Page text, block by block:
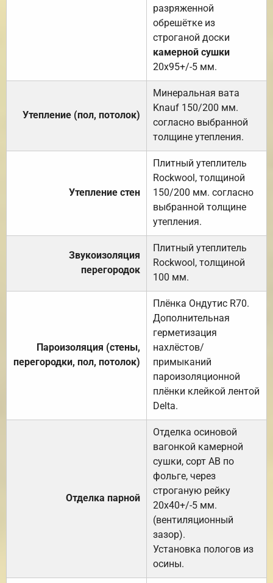
разряженной
обрешётке из
строганой доски
камерной сушки
20х95+/-5 мм.
Утепление (пол, потолок)
Минеральная вата
Knauf 150/200 мм.
согласно выбранной
толщине утепления.
Утепление стен
Плитный утеплитель
Rockwool, толщиной
150/200 мм. согласно
выбранной толщине
утепления.
Звукоизоляция
перегородок
Плитный утеплитель
Rockwool, толщиной
100 мм.
Пароизоляция (стены,
перегородки, пол, потолок)
Плёнка Ондутис R70.
Дополнительная
герметизация
нахлёстов/
примыканий
пароизоляционной
плёнки клейкой лентой
Delta.
Отделка парной
Отделка осиновой
вагонкой камерной
сушки, сорт АВ по
фольге, через
строганую рейку
20х40+/-5 мм.
(вентиляционный
зазор).
Установка пологов из
осины.